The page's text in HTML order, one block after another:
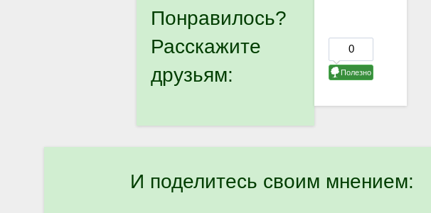
Понравилось?
Расскажите
друзьям:
И поделитесь своим мнением: